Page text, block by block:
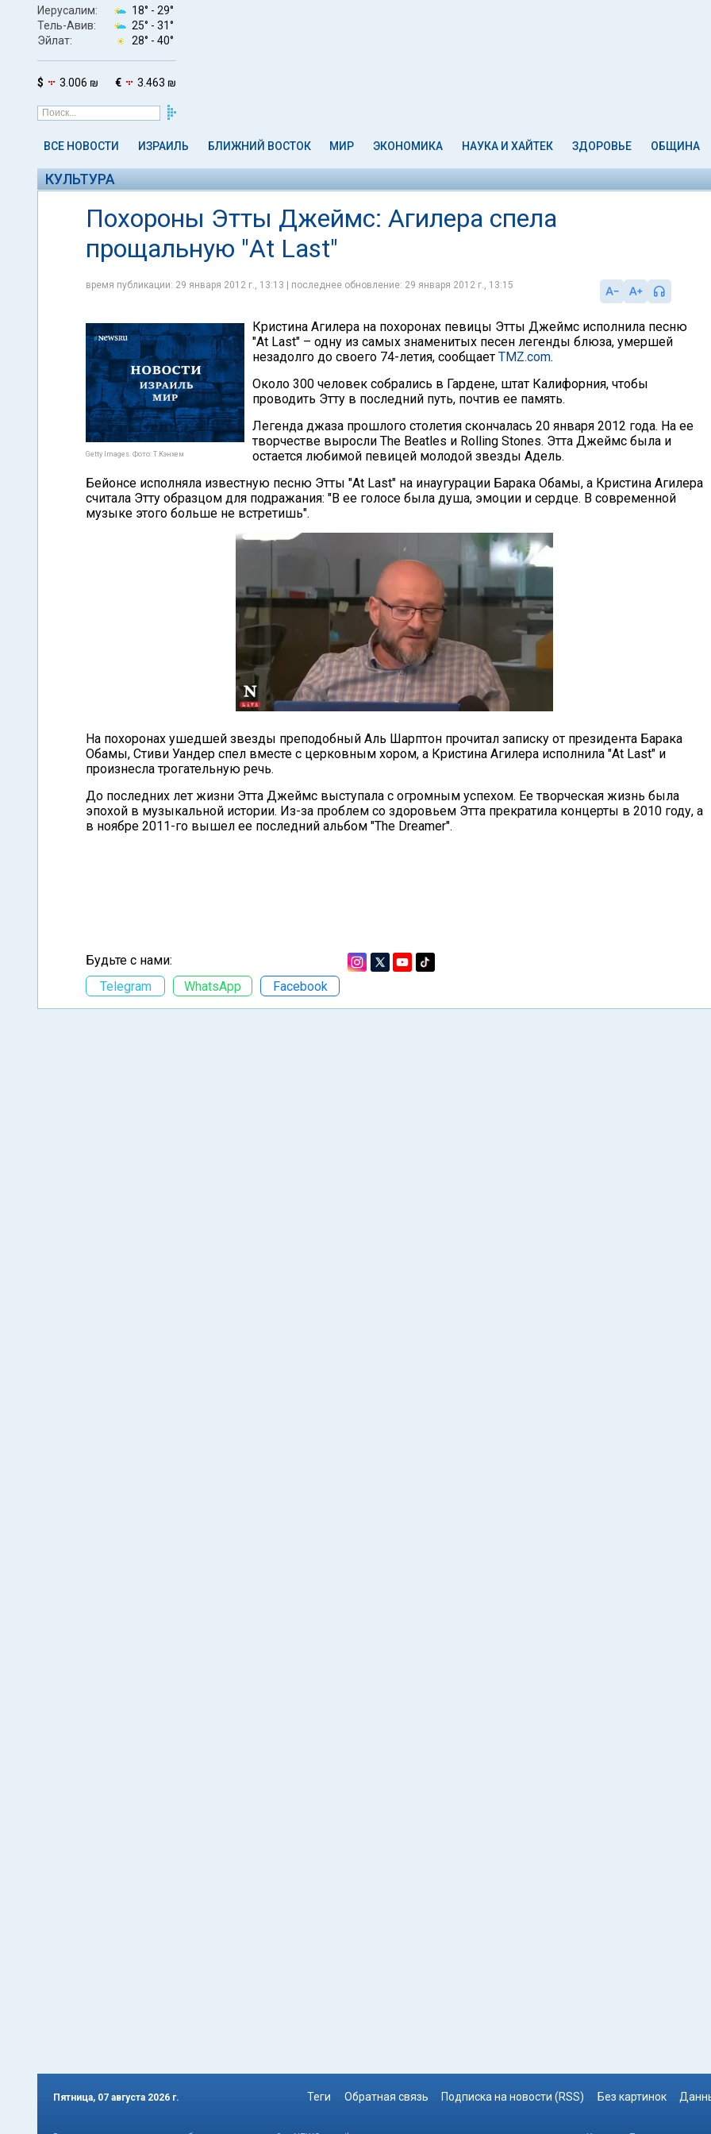
Иерусалим: 18° - 29°
Тель-Авив:
25° - 31°
Эйлат:
28° - 40°
$ 3.006 ₪ € 3.463 ₪
ВСЕ НОВОСТИ ИЗРАИЛЬ БЛИЖНИЙ ВОСТОК МИР ЭКОНОМИКА НАУКА И ХАЙТЕК ЗДОРОВЬЕ ОБЩИНА
КУЛЬТУРА
Похороны Этты Джеймс: Агилера спела
прощальную "At Last"
время публикации: 29 января 2012 г., 13:13 | последнее обновление: 29 января 2012 г., 13:15
Getty Images. Фото: Т.Кэнхем
Кристина Агилера на похоронах певицы Этты Джеймс исполнила песню
"At Last" – одну из самых знаменитых песен легенды блюза, умершей
незадолго до своего 74-летия, сообщает TMZ.com.
Около 300 человек собрались в Гардене, штат Калифорния, чтобы
проводить Этту в последний путь, почтив ее память.
Легенда джаза прошлого столетия скончалась 20 января 2012 года. На ее
творчестве выросли The Beatles и Rolling Stones. Этта Джеймс была и
остается любимой певицей молодой звезды Адель.
Бейонсе исполняла известную песню Этты "At Last" на инаугурации Барака Обамы, а Кристина Агилера
считала Этту образцом для подражания: "В ее голосе была душа, эмоции и сердце. В современной
музыке этого больше не встретишь".
На похоронах ушедшей звезды преподобный Аль Шарптон прочитал записку от президента Барака
Обамы, Стиви Уандер спел вместе с церковным хором, а Кристина Агилера исполнила "At Last" и
произнесла трогательную речь.
До последних лет жизни Этта Джеймс выступала с огромным успехом. Ее творческая жизнь была
эпохой в музыкальной истории. Из-за проблем со здоровьем Этта прекратила концерты в 2010 году, а
в ноябре 2011-го вышел ее последний альбом "The Dreamer".
Будьте с нами:
Telegram
WhatsApp Facebook
Пятница, 07 августа 2026 г. Теги Обратная связь Подписка на новости (RSS) Без картинок